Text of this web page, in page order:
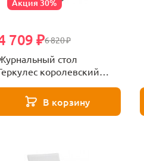
Акция 30%
6 820 ₽
709 ₽
стол
королевский
В корзину